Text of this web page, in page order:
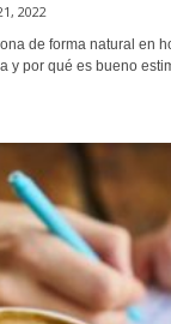
2022
de forma natural en
y por qué es bueno